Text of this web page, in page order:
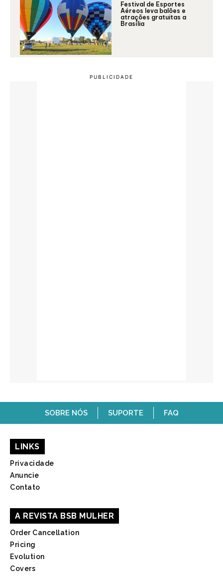
Festival de Esportes
Aéreos leva balões e
atrações gratuitas a
Brasília
SOBRE NÓS SUPORTE FAQ
LINKS
Privacidade
Anuncie
Contato
A REVISTA BSB MULHER
Order Cancellation
Pricing
Evolution
Covers